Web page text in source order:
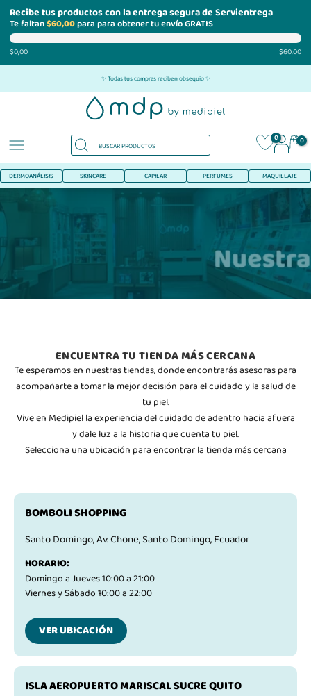
Recibe tus productos con la entrega segura de Servientrega
Te faltan$60,00para para obtener tu envío GRATIS
$0,00 $60,00
al
✨ Todas tus compras reciben obsequio ✨
0 0
DERMOANÁLISIS SKINCARE CAPILAR PERFUMES MAQUILLAJE
ENCUENTRA TU TIENDA MÁS CERCANA
Te esperamos en nuestras tiendas, donde encontrarás asesoras para
acompañarte a tomar la mejor decisión para el cuidado y la salud de
tu piel.
Vive en Medipiel la experiencia del cuidado de adentro hacia afuera
y dale luz a la historia que cuenta tu piel.
Selecciona una ubicación para encontrar la tienda más cercana
BOMBOLI SHOPPING
Santo Domingo, Av. Chone, Santo Domingo, Ecuador
HORARIO:
Domingo a Jueves 10:00 a 21:00
Viernes y Sábado 10:00 a 22:00
VER UBICACIÓN
ISLA AEROPUERTO MARISCAL SUCRE QUITO